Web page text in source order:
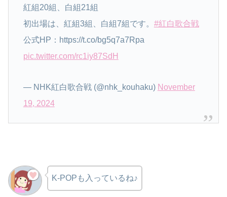
紅組20組、白組21組
初出場は、紅組3組、白組7組です。 #紅白歌合戦
公式HP：https://t.co/bg5q7a7Rpa
pic.twitter.com/rc1iy87SdH
— NHK紅白歌合戦 (@nhk_kouhaku) November
19, 2024
K-POPも入っているね♪